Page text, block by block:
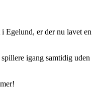
er der nu lavet en
igang samtidig uden